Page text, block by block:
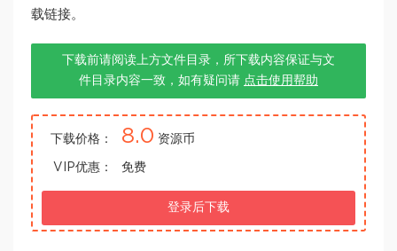
载链接。
下载前请阅读上方文件目录，所下载内容保证与文
件目录内容一致，如有疑问请 点击使用帮助
下载价格： 8.0 资源币
VIP优惠： 免费
登录后下载